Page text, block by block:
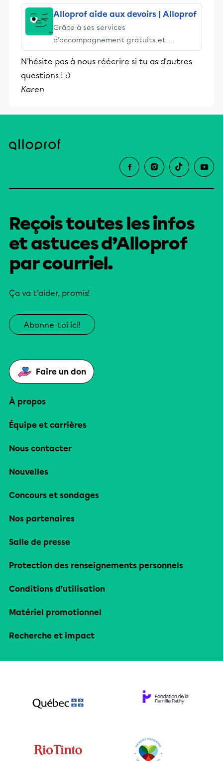
Alloprof aide aux devoirs | Alloprof
Grâce à ses services
d’accompagnement gratuits et
stimulants, Alloprof engage les élèves
et leurs parents dans la réussite
éducative.
N'hésite pas à nous réécrire si tu as d'autres
questions ! :)
Karen
Reçois toutes les infos
et astuces d’Alloprof
par courriel.
Ça va t’aider, promis!
Abonne-toi ici!
Faire un don
À propos
Équipe et carrières
Nous contacter
Nouvelles
Concours et sondages
Nos partenaires
Salle de presse
Protection des renseignements personnels
Conditions d’utilisation
Matériel promotionnel
Recherche et impact